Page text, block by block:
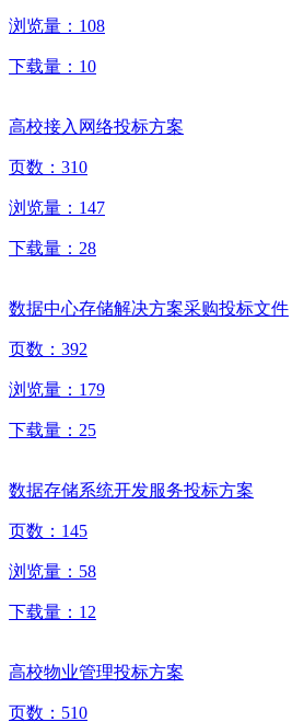
浏览量： 108
下载量： 10
高校接入网络投标方案
页数： 310
浏览量： 147
下载量： 28
数据中心存储解决方案采购投标文件
页数： 392
浏览量： 179
下载量： 25
数据存储系统开发服务投标方案
页数： 145
浏览量： 58
下载量： 12
高校物业管理投标方案
页数： 510